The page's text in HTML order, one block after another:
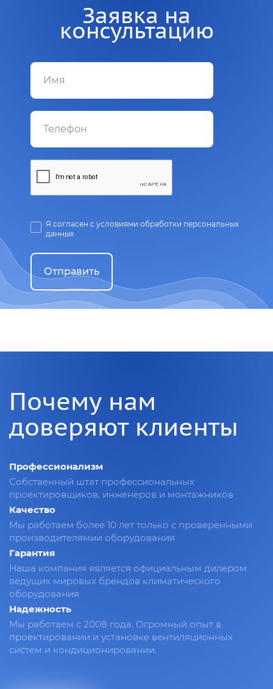
Заявка на
консультацию
Я согласен с условиями обработки персональных
данных
Отправить
Почему нам
доверяют клиенты
Профессионализм
Собственный штат профессиональных
проектировщиков, инженеров и монтажников
Качество
Мы работаем более 10 лет только с проверенными
производителямии оборудования
Гарантия
Наша компания является официальным дилером
ведущих мировых брендов климатического
оборудования
Надежность
Мы работаем с 2008 года. Огромный опыт в
проектировании и установке вентиляционных
систем и кондиционировании.